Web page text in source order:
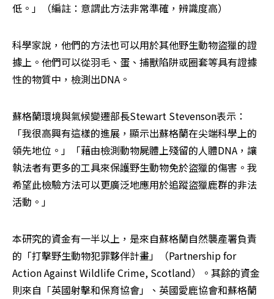
低。」（編註：意謂此方法非常準確，辨識度高）
科學家說，他們的方法也可以用於其他野生動物盜獵的證
據上。他們可以從羽毛、蛋、捕獸陷阱或圈套等具有證據
性的物質中，檢測出DNA。
蘇格蘭環境與氣候變遷部長Stewart Stevenson表示：
「我很高興有這樣的進展，顯示出蘇格蘭在尖端科學上的
領先地位。」「藉由檢測動物屍體上殘留的人體DNA，讓
執法者有更多的工具來保護野生動物免於盜獵的傷害。我
希望此檢驗方法可以更廣泛地應用於追蹤盜獵鹿群的非法
活動。」
本研究的資金有一半以上，是來自蘇格蘭自然襲產署負責
的「打擊野生動物犯罪夥伴計畫」（Partnership for
Action Against Wildlife Crime, Scotland）。其餘的資金
則來自「英國射擊和保育協會」、英國愛鹿協會和蘇格蘭